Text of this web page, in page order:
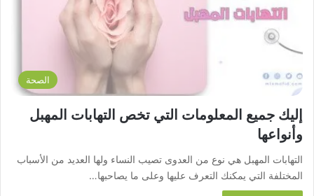
الصحة
إليك جميع المعلومات التي تخص التهابات المهبل
وأنواعها
التهابات المهبل هي نوع من العدوى تصيب النساء ولها العديد من الأسباب
المختلفة التي يمكنك التعرف عليها وعلى ما يصاحبها…